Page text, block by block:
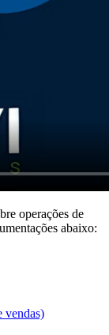
operações de
abaixo:
vendas)